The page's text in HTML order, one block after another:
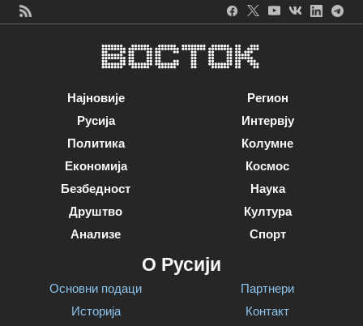
Најновије
Русија
Политика
Економија
Безбедност
Друштво
Анализе
Регион
Интервју
Колумне
Космос
Наука
Култура
Спорт
О Русији
Основни подаци
Историја
Партнери
Контакт